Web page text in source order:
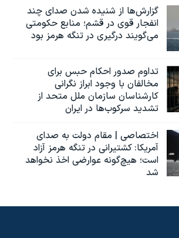
گزارش‌ها از شنیده شدن صدای چند
انفجار قوی در قشم؛ منابع حکومتی
می‌گویند درگیری در تنگه هرمز بود
تداوم صدور احکام حبس برای
مخالفان با وجود ابراز نگرانی
کارشناسان سازمان ملل متحد از
تشدید سرکوب‌ها در ایران
اختصاصی | مقام دولت به صدای
آمریکا: کشتیرانی در تنگه هرمز آزاد
است؛ هیچ‌گونه عوارضی اخذ نخواهد
شد